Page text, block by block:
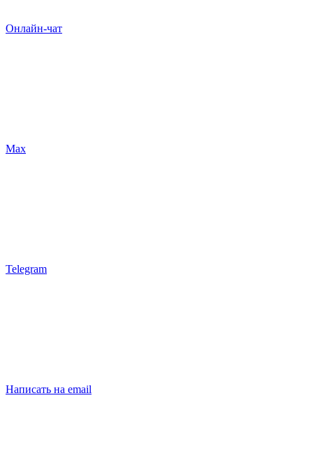
Онлайн-чат
Max
Telegram
Написать на email